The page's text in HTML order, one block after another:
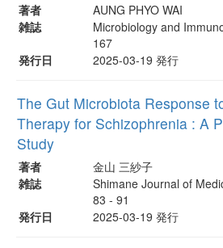
著者
AUNG PHYO WAI
雑誌
Microbiology and
167
発行日
2025-03-19 発行
The Gut Microbiota Response
Therapy for Schizophrenia : A
Study
著者
金山 三紗子
雑誌
Shimane Journal of
83 - 91
発行日
2025-03-19 発行